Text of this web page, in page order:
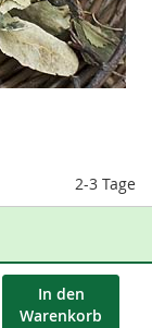
2-3 Tage
In den
Warenkorb